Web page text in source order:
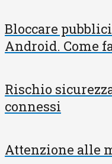
Bloccare
Android. Come
Rischio
connessi
Attenzione alle